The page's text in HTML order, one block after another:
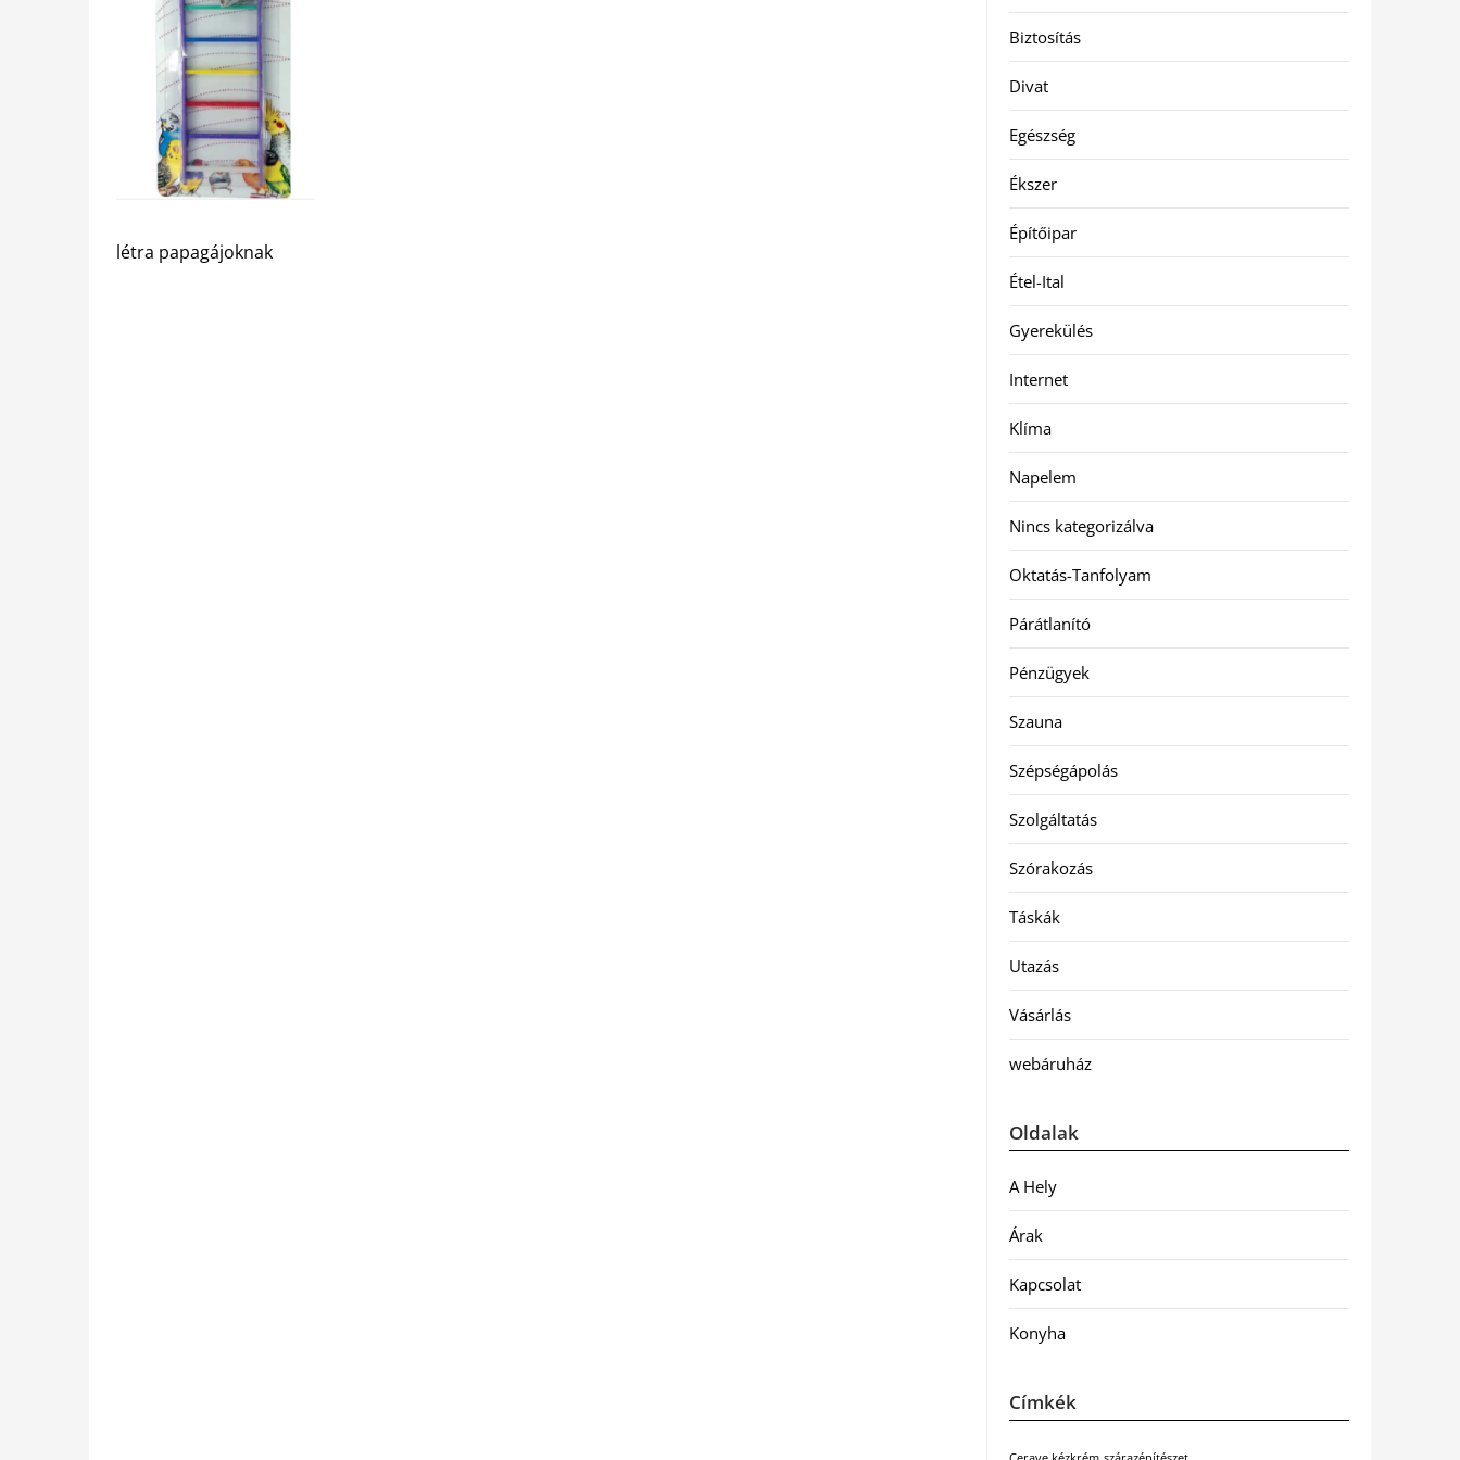
létra papagájoknak
Biztosítás
Divat
Egészség
Ékszer
Építőipar
Étel-Ital
Gyerekülés
Internet
Klíma
Napelem
Nincs kategorizálva
Oktatás-Tanfolyam
Párátlanító
Pénzügyek
Szauna
Szépségápolás
Szolgáltatás
Szórakozás
Táskák
Utazás
Vásárlás
webáruház
Oldalak
A Hely
Árak
Kapcsolat
Konyha
Címkék